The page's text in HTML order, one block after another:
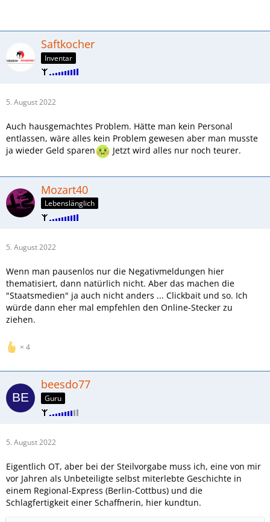
Saftkocher
Inventar
5. August 2022
Auch hausgemachtes Problem. Hätte man kein Personal
entlassen, wäre alles kein Problem gewesen aber man musste
ja wieder Geld sparen
Jetzt wird alles nur noch teurer.
Mozart40
Lebenslänglich
5. August 2022
Wenn man pausenlos nur die Negativmeldungen hier
thematisiert, dann natürlich nicht. Aber das machen die
"Staatsmedien" ja auch nicht anders ... Clickbait und so. Ich
würde dann eher mal empfehlen den Online-Stecker zu
ziehen.
4
beesdo77
Guru
5. August 2022
Eigentlich OT, aber bei der Steilvorgabe muss ich, eine von mir
vor Jahren als Unbeteiligte selbst miterlebte Geschichte in
einem Regional-Express (Berlin-Cottbus) und die
Schlagfertigkeit einer Schaffnerin, hier kundtun.